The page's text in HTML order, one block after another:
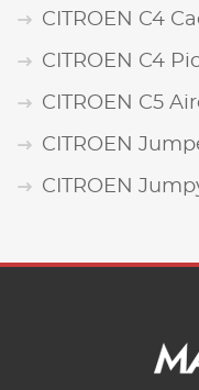
CITROEN C4
CITROEN C4
CITROEN C5
CITROEN
CITROEN